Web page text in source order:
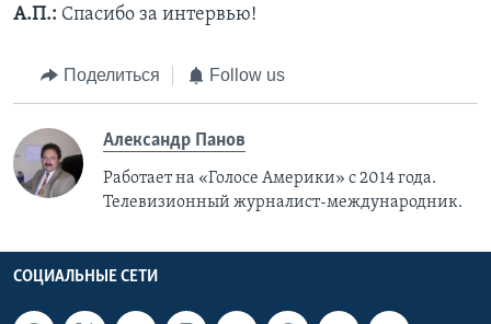
А.П.: Спасибо за интервью!
Поделиться Follow us
Александр Панов
Работает на «Голосе Америки» с 2014 года.
Телевизионный журналист-международник.
СОЦИАЛЬНЫЕ СЕТИ